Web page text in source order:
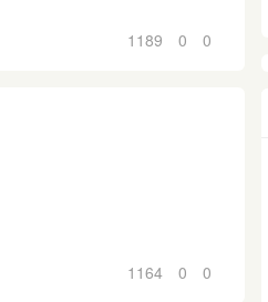
1189 0 0
1164 0 0